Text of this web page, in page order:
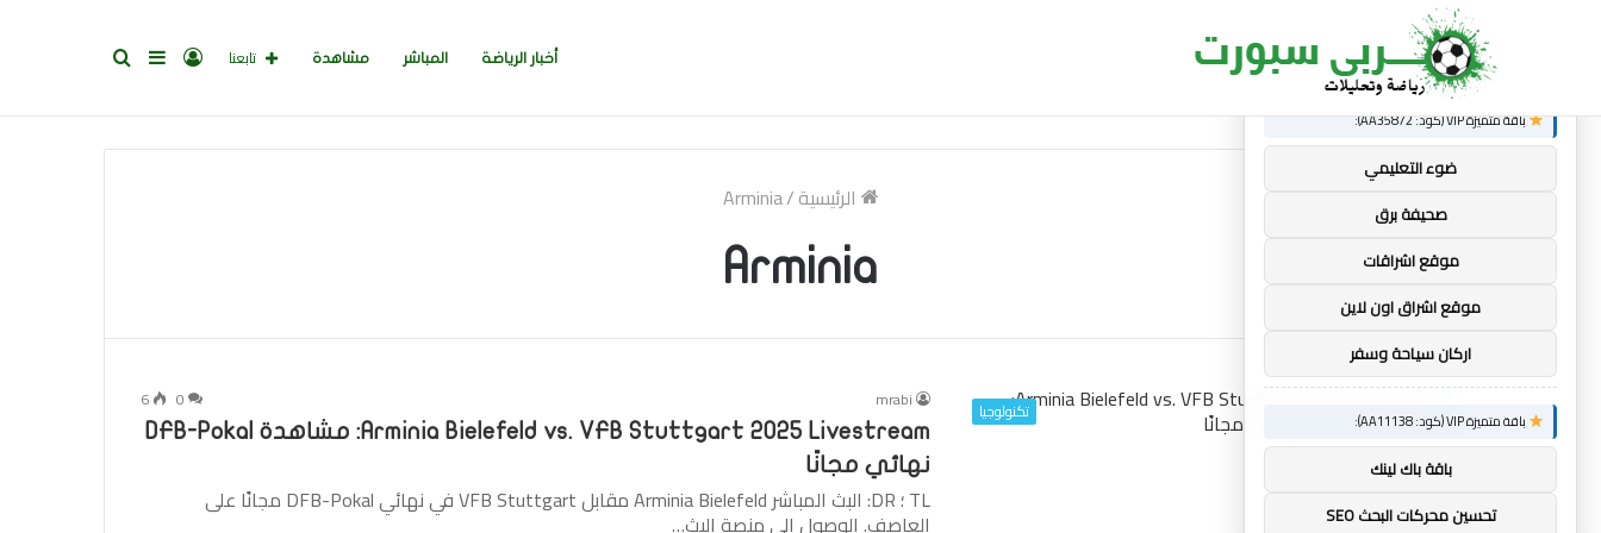
أخبار الرياضة المباشر مشاهدة بحثإضافةتسجيل
تابعنا
الجديد
ساندرو تونالي: أقنعه مدرب توتنهام روبرتو دي زيربي بسرعة بالتوقيع
الرئيسية/
Arminia
Arminia
تكنولوجيا mrabi
0
6
Arminia Bielefeld vs. VFB Stuttgart 2025 Livestream: مشاهدة DFB-Pokal
نهائي مجانًا
TL ؛ DR: البث المباشر Arminia Bielefeld مقابل VFB Stuttgart في نهائي DFB-Pokal مجانًا على
العاصف. الوصول إلى منصة البث…
توصيات : ×
باقة متميزة VIP (كود: AA35872):
ضوء التعليمي
صحيفة برق
موقع اشراقات
موقع اشراق اون لاين
اركان سياحة وسفر
باقة متميزة VIP (كود: AA11138):
باقة باك لينك
تحسين محركات البحث SEO